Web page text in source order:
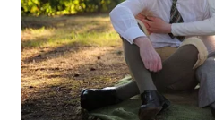
LAWAS
WN
SUMEDANG